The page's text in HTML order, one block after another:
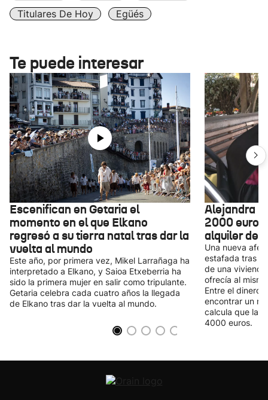
Titulares De Hoy
Egüés
Te puede interesar
Escenifican en Getaria el
momento en el que Elkano
regresó a su tierra natal tras dar la
vuelta al mundo
Este año, por primera vez, Mikel Larrañaga ha
interpretado a Elkano, y Saioa Etxeberria ha
sido la primera mujer en salir como tripulante.
Getaria celebra cada cuatro años la llegada
de Elkano tras dar la vuelta al mundo.
Alejandra
2000
alquiler de
Una nueva
estafada tras
de una
ofrecía al
Entre el dinero
encontrar un
calcula que las
4000 euros.